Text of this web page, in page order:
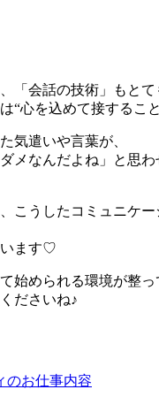
「会話の技術」もとて
“心を込めて接すること
気遣いや言葉が、
メなんだよね」と思
こうしたコミュニケ
います♡
始められる環境が整っ
ださいね♪
のお仕事内容